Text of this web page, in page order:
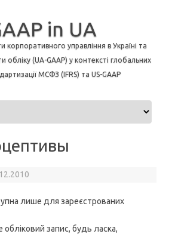
in UA
корпоративного управління в Україні та
обліку (UA-GAAP) у контексті глобальних
МСФЗ (IFRS) та US-GAAP
лише для зареєстрованих
запис, будь ласка,